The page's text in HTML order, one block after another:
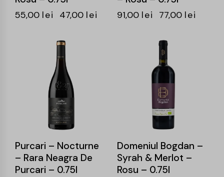
55,00 lei 47,00 lei 91,00 lei 77,00 lei
Purcari – Nocturne
– Rara Neagra De
Purcari – 0.75l
Domeniul Bogdan –
Syrah & Merlot –
Rosu – 0.75l